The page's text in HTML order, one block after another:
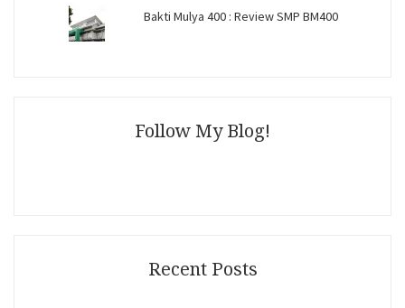
Bakti Mulya 400 : Review SMP BM400
Follow My Blog!
Recent Posts